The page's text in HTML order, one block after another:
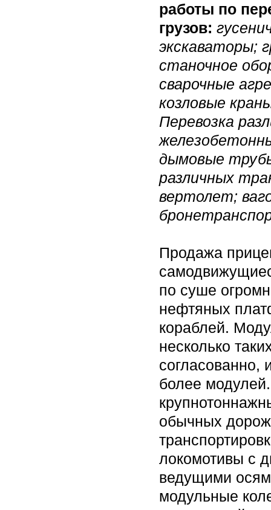
работы по
грузов:
экскаваторы;
станочное
сварочные
козловые
Перевозка
дымовые
различных
вертолет;
Продажа
по суше
нефтяных
кораблей.
несколько
согласованно,
более
обычных
локомотивы с
ведущими
модульные